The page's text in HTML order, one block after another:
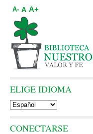
A- A A+
ELIGE IDIOMA
CONECTARSE